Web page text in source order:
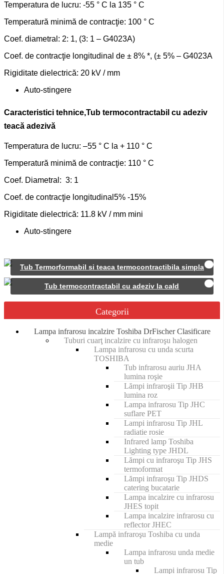
Temperatura de lucru: -55 ° C la 135 ° C
Temperatură minimă de contracţie: 100 ° C
Coef. diametral: 2: 1, (3: 1 – G4023A)
Coef. de contracţie longitudinal de ± 8% *, (± 5% – G4023A
Rigiditate dielectrică: 20 kV / mm
Auto-stingere
Caracteristici tehnice,Tub termocontractabil cu adeziv
teacă adezivă
Temperatura de lucru: –55 ° C la + 110 ° C
Temperatură minimă de contracţie: 110 ° C
Coef. Diametral: 3: 1
Coef. de contracţie longitudinal5% -15%
Rigiditate dielectrică: 11.8 kV / mm mini
Auto-stingere
Tub Termorformabil si teaca termocontractibila simpla
Tub termocontractabil cu adeziv la cald
Categorii
Lampa infrarosu incalzire Toshiba DrFischer Clasificare
Tuburi cuarţ incalzire cu infraroşu halogen
Lampa infrarosu cu unda scurta
TOSHIBA
Tub infrarosu auriu JHA
lumina roşie
Lămpi infraroşii Tip JHB
lumina roz
Lampa infrarosu Tip JHC
suflare PET
Lampi infrarosu Tip JHL
radiatie rosie
Infrared lamp Toshiba
Lighting type JHDL
Lămpi cu infraroşu Tip JHS
termoformat
Lămpi infraroşu Tip JHDS
catering bucatarie
Lampa incalzire cu infrarosu
JHES topit
Lampa incalzire infrarosu cu
reflector JHEC
Lampă infraroşu Toshiba cu unda
medie
Lampa infrarosu unda medie
un tub
Lampi infrarosu Tip